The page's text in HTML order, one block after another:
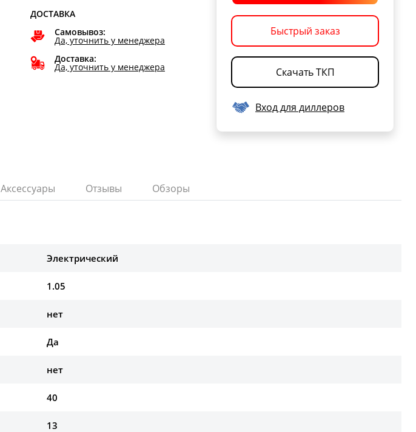
ДОСТАВКА
Самовывоз:
Да, уточнить у менеджера
Доставка:
Да, уточнить у менеджера
Быстрый заказ
Скачать ТКП
Вход для диллеров
Аксессуары Отзывы Обзоры
Электрический
1.05
нет
Да
нет
40
13